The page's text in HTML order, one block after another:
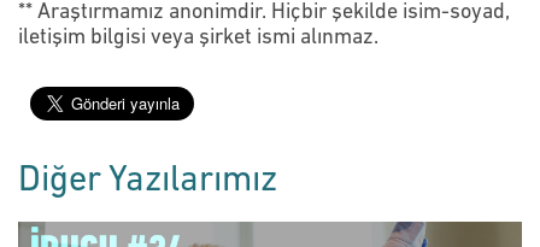
** Araştırmamız anonimdir. Hiçbir şekilde isim-soyad,
iletişim bilgisi veya şirket ismi alınmaz.
Diğer Yazılarımız